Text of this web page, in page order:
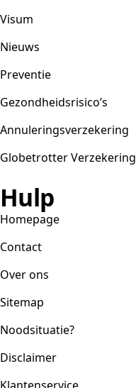
Visum
Nieuws
Preventie
Gezondheidsrisico’s
Annuleringsverzekering
Globetrotter Verzekering
Hulp
Homepage
Contact
Over ons
Sitemap
Noodsituatie?
Disclaimer